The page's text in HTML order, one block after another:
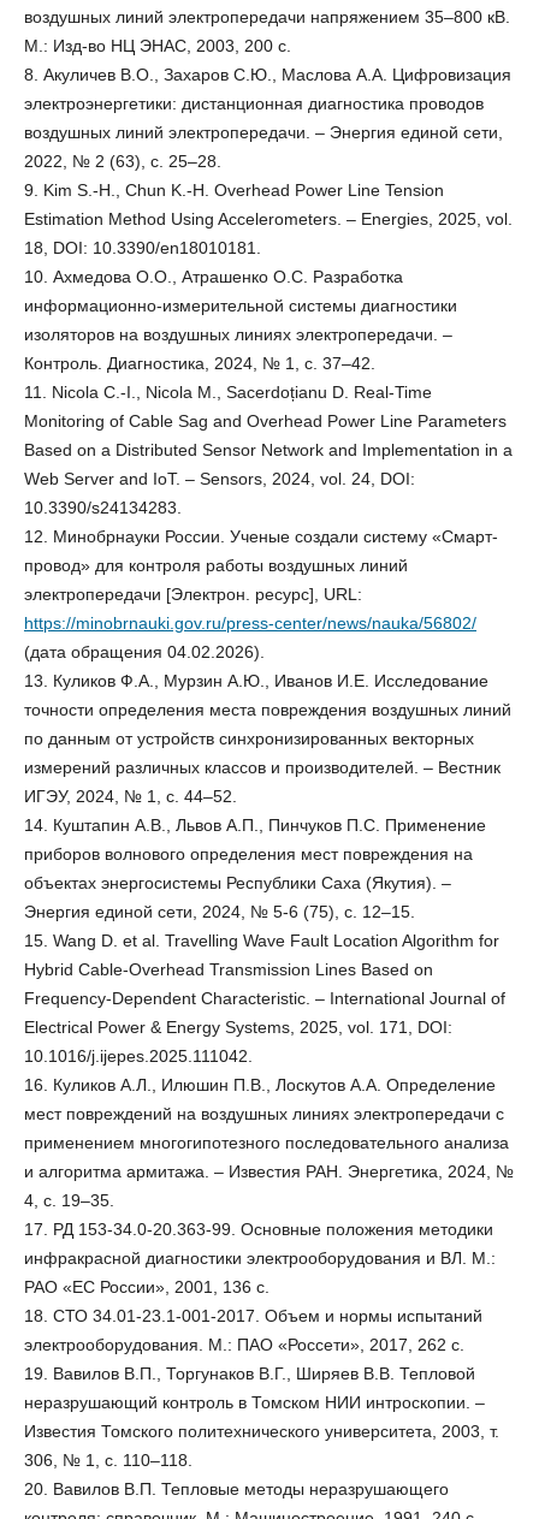
воздушных линий электропередачи напряжением 35–800 кВ.
М.: Изд-во НЦ ЭНАС, 2003, 200 с.
8. Акуличев В.О., Захаров С.Ю., Маслова А.А. Цифровизация
электроэнергетики: дистанционная диагностика проводов
воздушных линий электропередачи. – Энергия единой сети,
2022, № 2 (63), с. 25–28.
9. Kim S.-H., Chun K.-H. Overhead Power Line Tension
Estimation Method Using Accelerometers. – Energies, 2025, vol.
18, DOI: 10.3390/en18010181.
10. Ахмедова О.О., Атрашенко О.С. Разработка
информационно-измерительной системы диагностики
изоляторов на воздушных линиях электропередачи. –
Контроль. Диагностика, 2024, № 1, c. 37–42.
11. Nicola C.-I., Nicola M., Sacerdoțianu D. Real-Time
Monitoring of Cable Sag and Overhead Power Line Parameters
Based on a Distributed Sensor Network and Implementation in a
Web Server and IoT. – Sensors, 2024, vol. 24, DOI:
10.3390/s24134283.
12. Минобрнауки России. Ученые создали систему «Смарт-
провод» для контроля работы воздушных линий
электропередачи [Электрон. ресурс], URL:
https://minobrnauki.gov.ru/press-center/news/nauka/56802/
(дата обращения 04.02.2026).
13. Куликов Ф.А., Мурзин А.Ю., Иванов И.Е. Исследование
точности определения места повреждения воздушных линий
по данным от устройств синхронизированных векторных
измерений различных классов и производителей. – Вестник
ИГЭУ, 2024, № 1, с. 44–52.
14. Куштапин А.В., Львов А.П., Пинчуков П.С. Применение
приборов волнового определения мест повреждения на
объектах энергосистемы Республики Саха (Якутия). –
Энергия единой сети, 2024, № 5-6 (75), с. 12–15.
15. Wang D. et al. Travelling Wave Fault Location Algorithm for
Hybrid Cable-Overhead Transmission Lines Based on
Frequency-Dependent Characteristic. – International Journal of
Electrical Power & Energy Systems, 2025, vol. 171, DOI:
10.1016/j.ijepes.2025.111042.
16. Куликов А.Л., Илюшин П.В., Лоскутов А.А. Определение
мест повреждений на воздушных линиях электропередачи с
применением многогипотезного последовательного анализа
и алгоритма армитажа. – Известия РАН. Энергетика, 2024, №
4, с. 19–35.
17. РД 153-34.0-20.363-99. Основные положения методики
инфракрасной диагностики электрооборудования и ВЛ. М.:
РАО «ЕС России», 2001, 136 с.
18. СТО 34.01-23.1-001-2017. Объем и нормы испытаний
электрооборудования. М.: ПАО «Россети», 2017, 262 с.
19. Вавилов В.П., Торгунаков В.Г., Ширяев В.В. Тепловой
неразрушающий контроль в Томском НИИ интроскопии. –
Известия Томского политехнического университета, 2003, т.
306, № 1, c. 110–118.
20. Вавилов В.П. Тепловые методы неразрушающего